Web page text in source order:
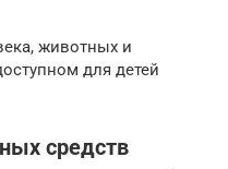
животных и
для детей
средств